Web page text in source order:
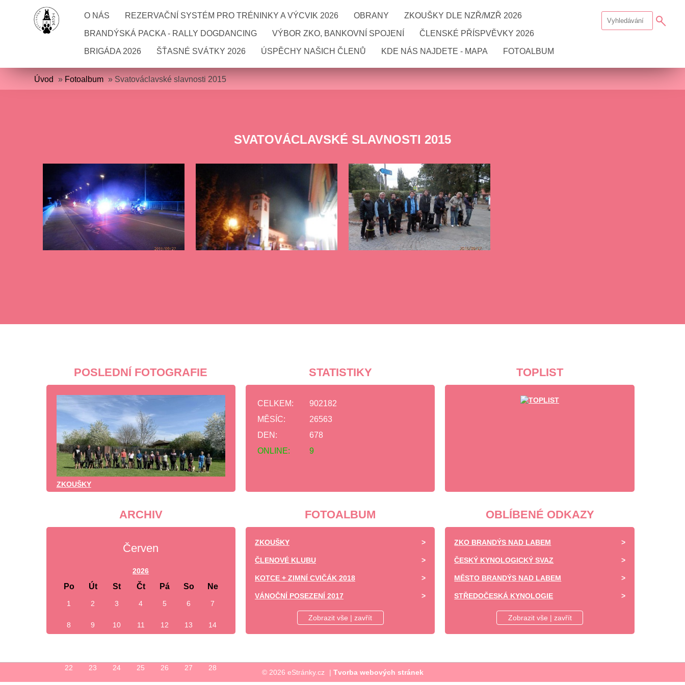
O NÁS REZERVAČNÍ SYSTÉM PRO TRÉNINKY A VÝCVIK 2026 OBRANY ZKOUŠKY DLE NZŘ/MZŘ 2026
BRANDÝSKÁ PACKA - RALLY DOGDANCING VÝBOR ZKO, BANKOVNÍ SPOJENÍ ČLENSKÉ PŘÍSPVĚVKY 2026
BRIGÁDA 2026 ŠŤASNÉ SVÁTKY 2026 ÚSPĚCHY NAŠICH ČLENŮ KDE NÁS NAJDETE - MAPA FOTOALBUM
Úvod » Fotoalbum » Svatováclavské slavnosti 2015
SVATOVÁCLAVSKÉ SLAVNOSTI 2015
POSLEDNÍ FOTOGRAFIE
ZKOUŠKY
STATISTIKY
ONLINE: 9
CELKEM:
902182
MĚSÍC:
26563
DEN:
678
TOPLIST
ARCHIV
Červen
2026
Po Út St Čt Pá So Ne
1 2 3 4 5 6 7
8 9 10 11 12 13 14
22 23 24 25 26 27 28
FOTOALBUM
ZKOUŠKY
ČLENOVÉ KLUBU
KOTCE + ZIMNÍ CVIČÁK 2018
VÁNOČNÍ POSEZENÍ 2017
DĚTSKÝ DEN ZÁPY 2017 -UKÁZKA VÝCVIKU
SVATOVÁCLAVSKÉ SLAVNOSTI 27.9.2017
Zobrazit vše | zavřít
OBLÍBENÉ ODKAZY
ZKO BRANDÝS NAD LABEM
ČESKÝ KYNOLOGICKÝ SVAZ
MĚSTO BRANDÝS NAD LABEM
STŘEDOČESKÁ KYNOLOGIE
DAISY OF HIGHLAND - CHOVATELSKÁ STANICE -
Zobrazit vše | zavřít
© 2026 eStránky.cz | Tvorba webových stránek